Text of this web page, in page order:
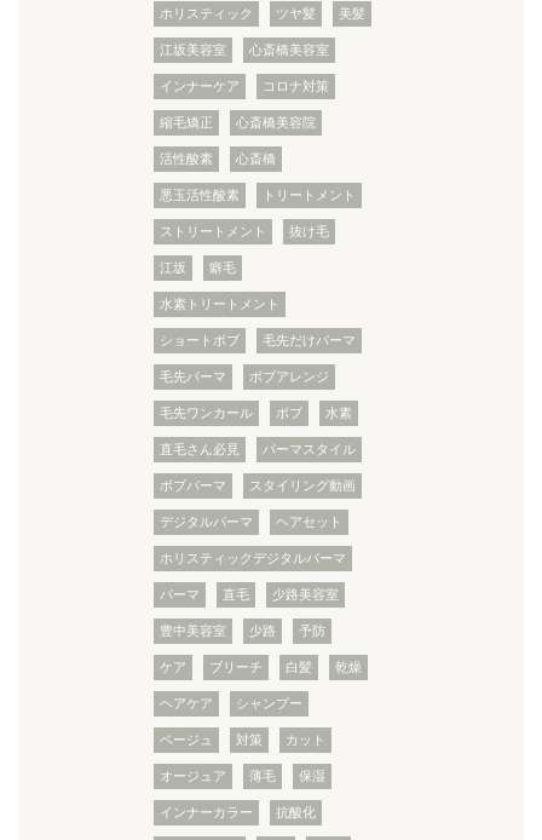
ホリスティック ツヤ髪 美髪
江坂美容室 心斎橋美容室
インナーケア コロナ対策
縮毛矯正 心斎橋美容院
活性酸素 心斎橋
悪玉活性酸素 トリートメント
ストリートメント 抜け毛
江坂 癖毛
水素トリートメント
ショートボブ 毛先だけパーマ
毛先パーマ ボブアレンジ
毛先ワンカール ボブ 水素
直毛さん必見 パーマスタイル
ボブパーマ スタイリング動画
デジタルパーマ ヘアセット
ホリスティックデジタルパーマ
パーマ 直毛 少路美容室
豊中美容室 少路 予防
ケア ブリーチ 白髪 乾燥
ヘアケア シャンプー
ベージュ 対策 カット
オージュア 薄毛 保湿
インナーカラー 抗酸化